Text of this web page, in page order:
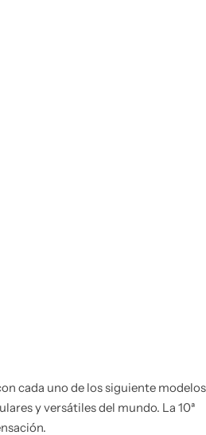
cada uno de los siguiente
y versátiles del mundo. La 10ª